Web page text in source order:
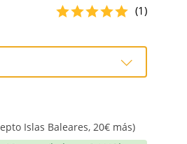
(1)
Islas Baleares, 20€ más)